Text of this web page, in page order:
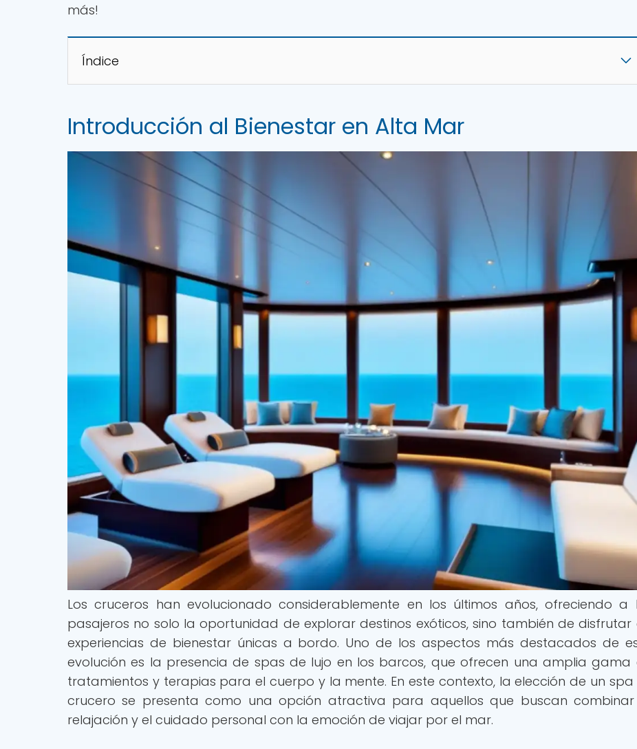
más!
Índice
Introducción al Bienestar en Alta Mar
Los cruceros han evolucionado considerablemente en los últimos años, ofreciendo a
pasajeros no solo la oportunidad de explorar destinos exóticos, sino también de disfrutar
experiencias de bienestar únicas a bordo. Uno de los aspectos más destacados de
evolución es la presencia de spas de lujo en los barcos, que ofrecen una amplia gama
tratamientos y terapias para el cuerpo y la mente. En este contexto, la elección de un spa
crucero se presenta como una opción atractiva para aquellos que buscan
relajación y el cuidado personal con la emoción de viajar por el mar.